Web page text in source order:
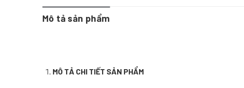
Mô tả sản phẩm
MÔ TẢ CHI TIẾT SẢN PHẨM